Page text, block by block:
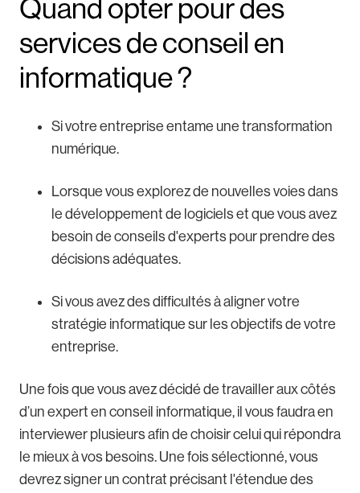
Quand opter pour des
services de conseil en
informatique ?
Si votre entreprise entame une transformation
numérique.
Lorsque vous explorez de nouvelles voies dans
le développement de logiciels et que vous avez
besoin de conseils d'experts pour prendre des
décisions adéquates.
Si vous avez des difficultés à aligner votre
stratégie informatique sur les objectifs de votre
entreprise.
Une fois que vous avez décidé de travailler aux côtés
d’un expert en conseil informatique, il vous faudra en
interviewer plusieurs afin de choisir celui qui répondra
le mieux à vos besoins. Une fois sélectionné, vous
devrez signer un contrat précisant l'étendue des